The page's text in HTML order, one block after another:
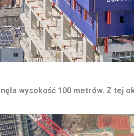
wysokość 100 metrów. Z tej